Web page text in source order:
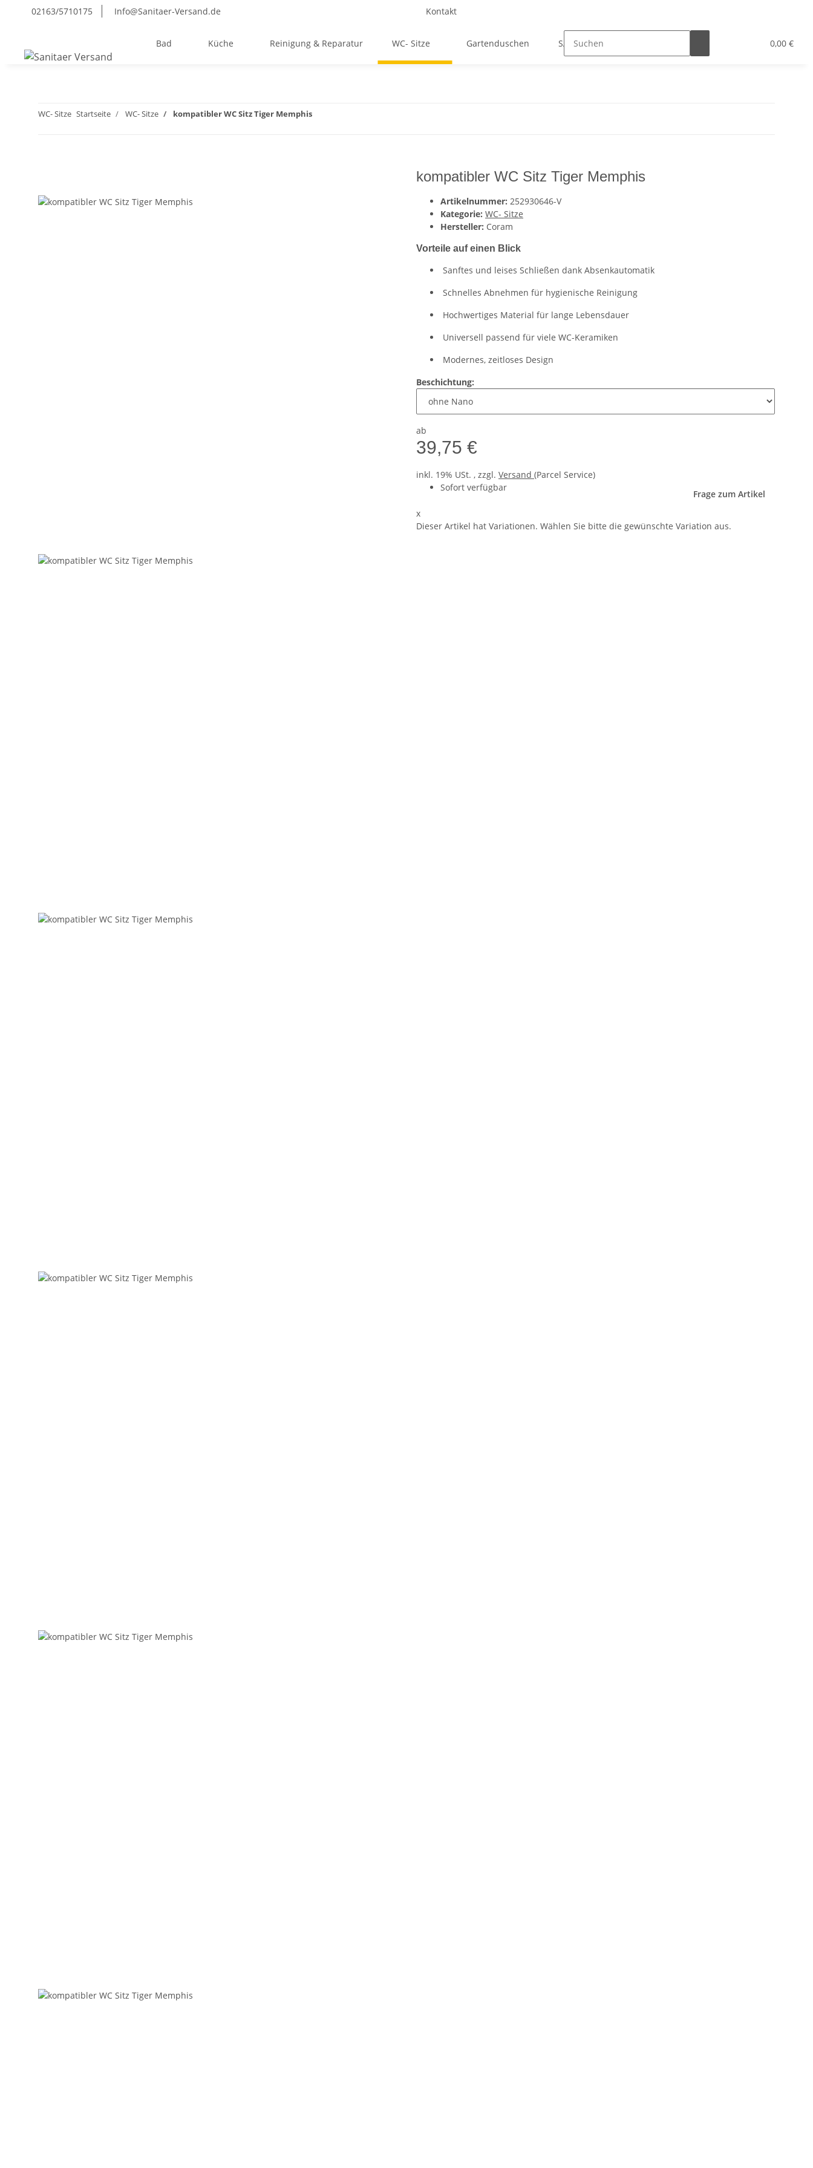
02163/5710175 Info@Sanitaer-Versand.de Kontakt
0,00 €
Bad Küche Reinigung & Reparatur WC- Sitze Gartenduschen SALE
WC- Sitze Startseite WC- Sitze kompatibler WC Sitz Tiger Memphis
kompatibler WC Sitz Tiger Memphis
Artikelnummer: 252930646-V
Kategorie: WC- Sitze
Hersteller: Coram
Vorteile auf einen Blick
Sanftes und leises Schließen dank Absenkautomatik
Schnelles Abnehmen für hygienische Reinigung
Hochwertiges Material für lange Lebensdauer
Universell passend für viele WC-Keramiken
Modernes, zeitloses Design
Beschichtung:
ab
39,75 €
inkl. 19% USt. , zzgl. Versand (Parcel Service)
Sofort verfügbar
Frage zum Artikel
x
Dieser Artikel hat Variationen. Wählen Sie bitte die gewünschte Variation aus.